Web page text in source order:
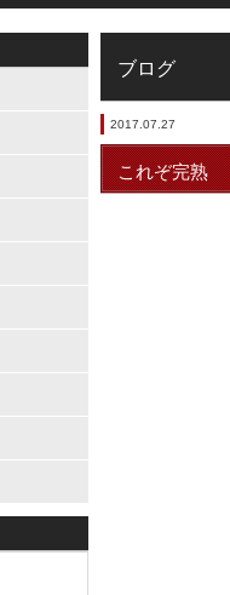
ブログ
2017.07.27
これぞ完熟